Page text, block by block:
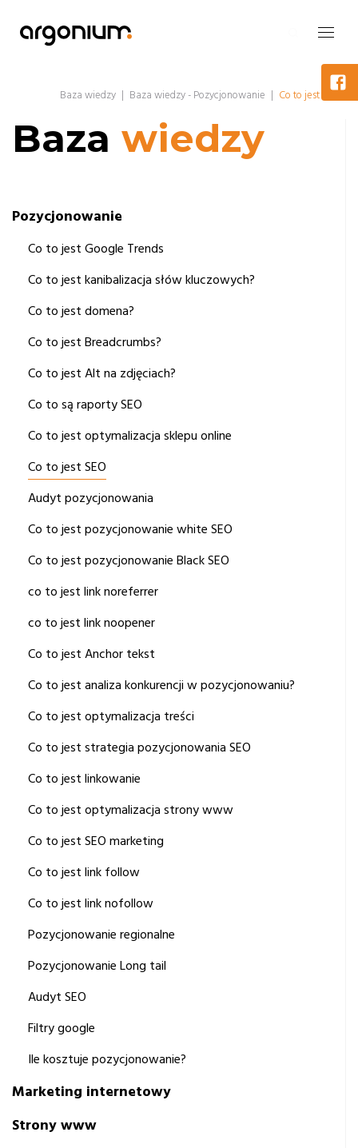
Baza wiedzy | Baza wiedzy - Pozycjonowanie | Co to jest SEO
Baza wiedzy
Pozycjonowanie
Co to jest Google Trends
Co to jest kanibalizacja słów kluczowych?
Co to jest domena?
Co to jest Breadcrumbs?
Co to jest Alt na zdjęciach?
Co to są raporty SEO
Co to jest optymalizacja sklepu online
Co to jest SEO
Audyt pozycjonowania
Co to jest pozycjonowanie white SEO
Co to jest pozycjonowanie Black SEO
co to jest link noreferrer
co to jest link noopener
Co to jest Anchor tekst
Co to jest analiza konkurencji w pozycjonowaniu?
Co to jest optymalizacja treści
Co to jest strategia pozycjonowania SEO
Co to jest linkowanie
Co to jest optymalizacja strony www
Co to jest SEO marketing
Co to jest link follow
Co to jest link nofollow
Pozycjonowanie regionalne
Pozycjonowanie Long tail
Audyt SEO
Filtry google
Ile kosztuje pozycjonowanie?
Marketing internetowy
Strony www